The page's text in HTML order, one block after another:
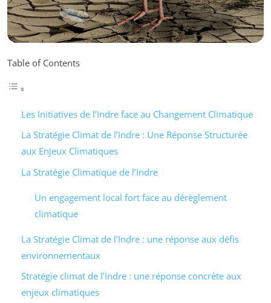
Table of Contents
Les Initiatives de l’Indre face au Changement Climatique
La Stratégie Climat de l’Indre : Une Réponse Structurée
aux Enjeux Climatiques
La Stratégie Climatique de l’Indre
Un engagement local fort face au dérèglement
climatique
La Stratégie Climat de l’Indre : une réponse aux défis
environnementaux
Stratégie climat de l’Indre : une réponse concrète aux
enjeux climatiques